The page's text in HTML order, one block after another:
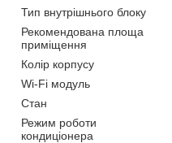
Тип внутрішнього блоку
Рекомендована площа
приміщення
Колір корпусу
Wi-Fi модуль
Стан
Режим роботи
кондиціонера